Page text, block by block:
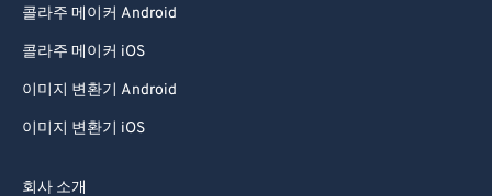
콜라주 메이커 Android
콜라주 메이커 iOS
이미지 변환기 Android
이미지 변환기 iOS
회사 소개